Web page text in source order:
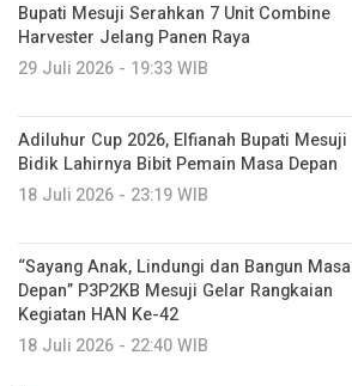
Bupati Mesuji Serahkan 7 Unit Combine
Harvester Jelang Panen Raya
29 Juli 2026 - 19:33 WIB
Adiluhur Cup 2026, Elfianah Bupati Mesuji
Bidik Lahirnya Bibit Pemain Masa Depan
18 Juli 2026 - 23:19 WIB
“Sayang Anak, Lindungi dan Bangun Masa
Depan” P3P2KB Mesuji Gelar Rangkaian
Kegiatan HAN Ke-42
18 Juli 2026 - 22:40 WIB